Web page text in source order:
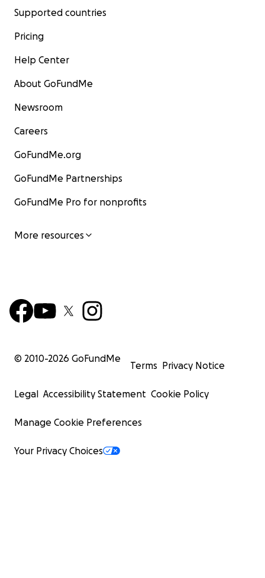
Supported countries
Pricing
Help Center
About GoFundMe
Newsroom
Careers
GoFundMe.org
GoFundMe Partnerships
GoFundMe Pro for nonprofits
More resources
© 2010-2026 GoFundMe
Terms Privacy Notice
Legal Accessibility Statement Cookie Policy
Manage Cookie Preferences
Your Privacy Choices